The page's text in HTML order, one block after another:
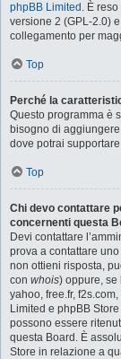
phpBB Limited . È
versione 2 (GPL-2.0)
collegamento per
Top
Perché la
Questo programma è
bisogno di
dove potrai
Top
Chi devo contattare
concernenti questa
Devi contattare
prova a contattare
non ottieni risposta,
con whois) oppure, se
yahoo, free.fr,
Limited e phpBB
possono essere
questa Board. È
Store in relazione a